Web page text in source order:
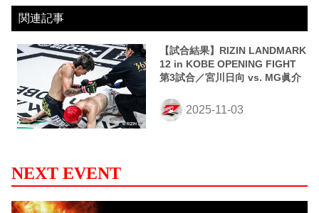
関連記事
【試合結果】RIZIN LANDMARK
12 in KOBE OPENING FIGHT
第3試合／宮川日向 vs. MG眞介
NEXT EVENT